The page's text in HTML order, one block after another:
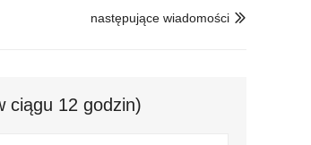

następujące wiadomości
ciągu 12 godzin)